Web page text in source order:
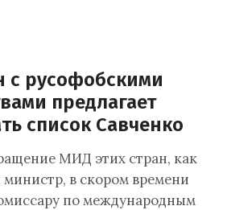
с русофобскими
предлагает
список Савченко
МИД этих стран, как
в скором времени
по международным